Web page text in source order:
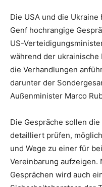
Die USA und die
Genf hochrangige
US-
während der
die Verhandlungen
darunter der
Außenminister Marco
Die Gespräche sollen
detailliert prüfen,
und Wege zu einer für
Vereinbarung aufzeigen.
Gesprächen wird auch